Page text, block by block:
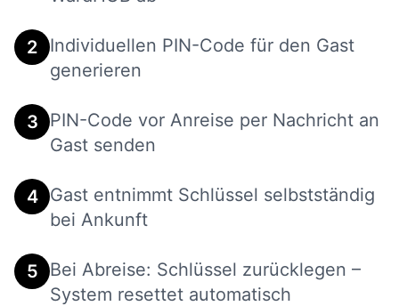
2
Individuellen PIN-Code für den Gast
generieren
3
PIN-Code vor Anreise per Nachricht an
Gast senden
4
Gast entnimmt Schlüssel selbstständig
bei Ankunft
5
Bei Abreise: Schlüssel zurücklegen –
System resettet automatisch